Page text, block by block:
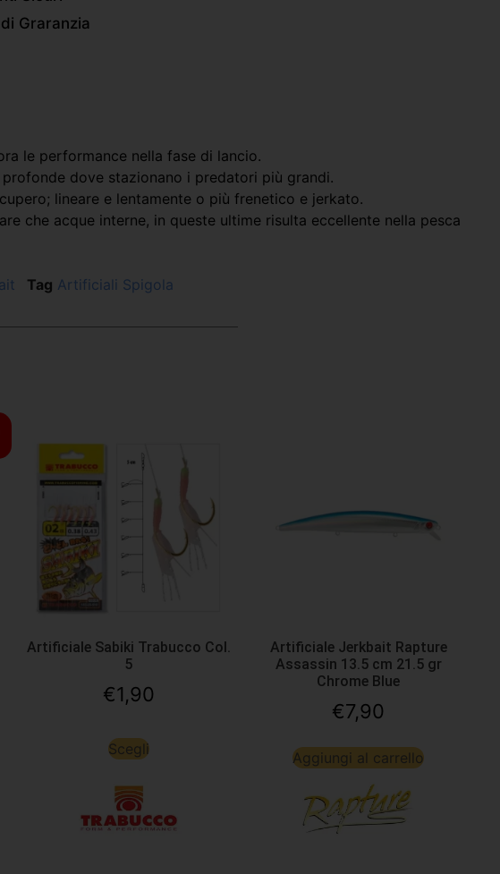
Graranzia
le performance nella fase di lancio.
dove stazionano i predatori più grandi.
lineare e lentamente o più frenetico e jerkato.
che acque interne, in queste ultime risulta eccellente nella pesca
Tag Artificiali Spigola
Artificiale Sabiki Trabucco Col.
5
€1,90
Scegli
Artificiale Jerkbait Rapture
Assassin 13.5 cm 21.5 gr
Chrome Blue
€7,90
Aggiungi al carrello